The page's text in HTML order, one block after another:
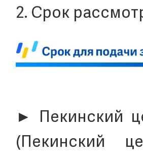
2. Срок
► Пекинский
(Пекинский